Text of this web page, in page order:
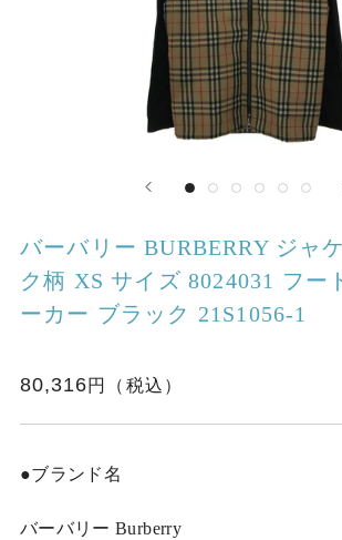
バーバリー BURBERRY ジャ
ク柄 XS サイズ 8024031 フー
ーカー ブラック 21S1056-1
80,316
●ブランド名
バーバリー Burberry